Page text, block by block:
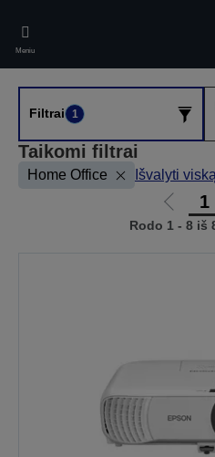
main
content
Meniu
Filtrai 1
Taikomi filtrai
Home Office Išvalyti viską
Eiti
į
1
Rodo 1 - 8 iš